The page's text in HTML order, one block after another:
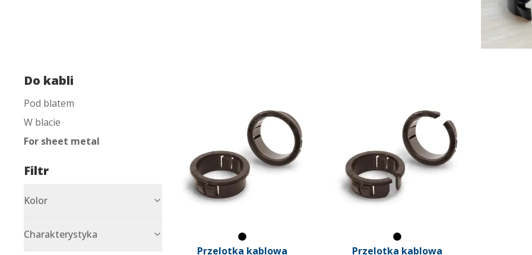
Do kabli
Pod blatem
W blacie
For sheet metal
Filtr
Kolor
Charakterystyka
Czarny
Przelotka kablowa
Czarny
Przelotka kablowa